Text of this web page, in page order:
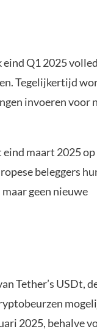
Q1 2025
Tegelijkertijd
invoeren voor
maart 2025 op
beleggers
geen nieuwe
Tether’s USDt,
2025, behalve